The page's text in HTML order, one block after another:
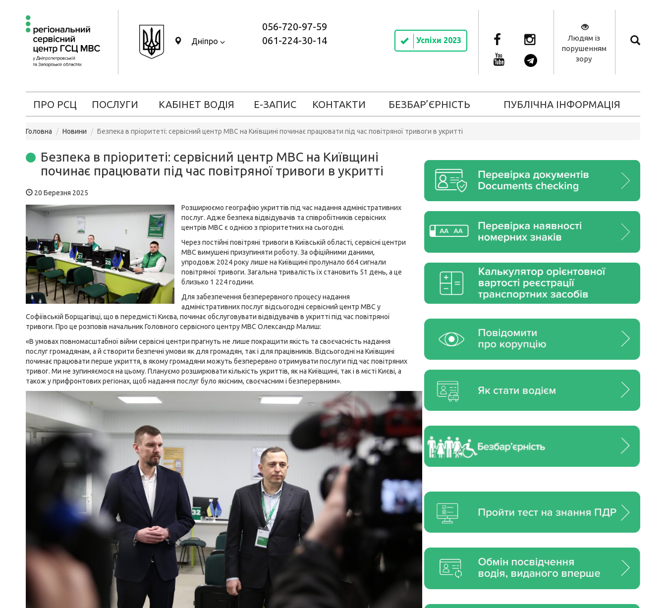
Дніпро
056-720-97-59
061-224-30-14
Успіхи 2023
Людям із
порушенням
зору
ПРО РСЦ ПОСЛУГИ КАБІНЕТ ВОДІЯ Е-ЗАПИС КОНТАКТИ БЕЗБАР’ЄРНІСТЬ ПУБЛІЧНА ІНФОРМАЦІЯ
Головна Новини Безпека в пріоритеті: сервісний центр МВС на Київщині починає працювати під час повітряної тривоги в укритті
Безпека в пріоритеті: сервісний центр МВС на Київщині
починає працювати під час повітряної тривоги в укритті
20 Березня 2025
Розширюємо географію укриттів під час надання адміністративних
послуг. Адже безпека відвідувачів та співробітників сервісних
центрів МВС є однією з пріоритетних на сьогодні.
Через постійні повітряні тривоги в Київській області, сервісні центри
МВС вимушені призупиняти роботу. За офіційними даними,
упродовж 2024 року лише на Київщині пролунало 664 сигнали
повітряної тривоги. Загальна тривалість їх становить 51 день, а це
близько 1 224 години.
Для забезпечення безперервного процесу надання
адміністративних послуг відсьогодні сервісний центр МВС у
Софіївській Борщагівці, що в передмісті Києва, починає обслуговувати відвідувачів в укритті під час повітряної
тривоги. Про це розповів начальник Головного сервісного центру МВС Олександр Малиш:
«В умовах повномасштабної війни сервісні центри прагнуть не лише покращити якість та своєчасність надання
послуг громадянам, а й створити безпечні умови як для громадян, так і для працівників. Відсьогодні на Київщині
починає працювати перше укриття, в якому громадяни можуть безперервно отримувати послуги під час повітряних
тривог. Ми не зупиняємося на цьому. Плануємо розширювати кількість укриттів, як на Київщині, так і в місті Києві, а
також у прифронтових регіонах, щоб надання послуг було якісним, своєчасним і безперервним».